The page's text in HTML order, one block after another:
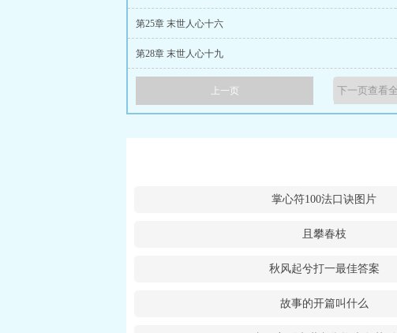
第25章 末世人心十六
第28章 末世人心十九
上一页
掌心符100法口诀图片
且攀春枝
秋风起兮打一最佳答案
故事的开篇叫什么